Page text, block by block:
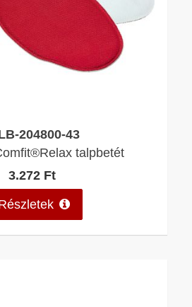
204800-43
talpbetét
3.272 Ft